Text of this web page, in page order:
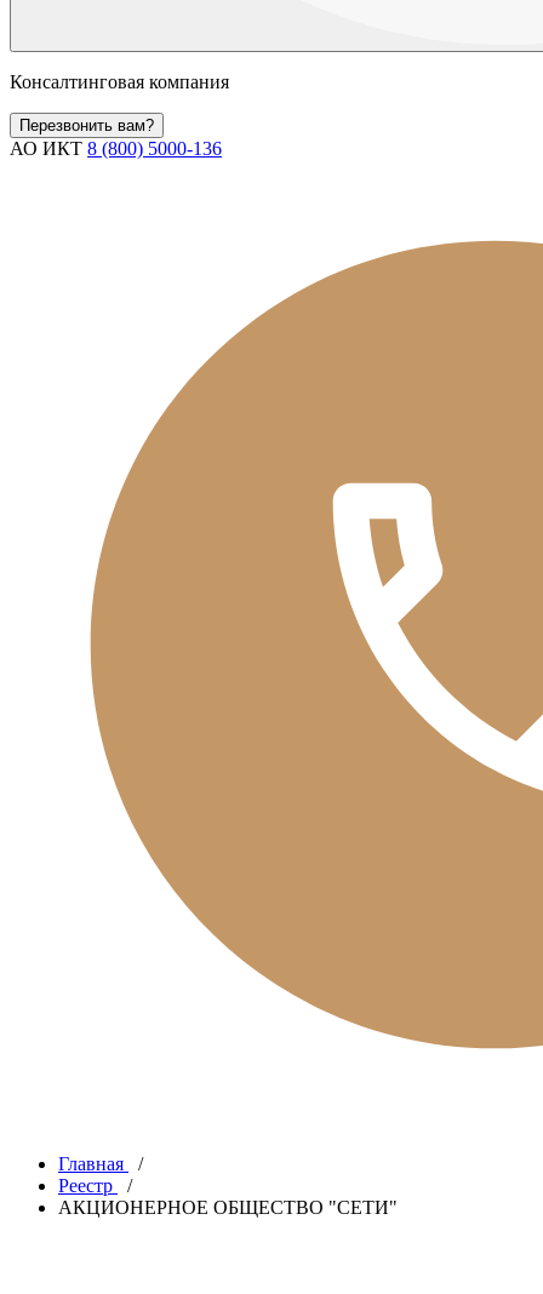
Консалтинговая компания
Перезвонить вам?
АО ИКТ 8 (800) 5000-136
Главная
/
Реестр
/
АКЦИОНЕРНОЕ ОБЩЕСТВО "СЕТИ"